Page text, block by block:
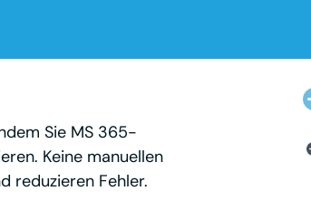
Sie MS 365-
Keine manuellen
reduzieren Fehler.